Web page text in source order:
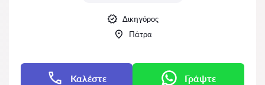
Δικηγόρος
Πάτρα
Καλέστε Γράψτε